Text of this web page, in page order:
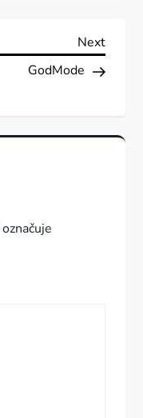
Next
Next
GodMode
označuje